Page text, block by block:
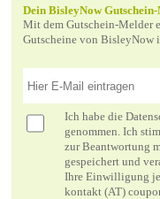
Dein BisleyNow
Mit dem Gutschein-Melder
Gutscheine von BisleyNow
Ich habe die
genommen. Ich
zur Beantwortung
gespeichert und
Ihre Einwilligung
kontakt (AT)